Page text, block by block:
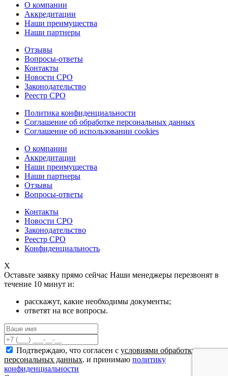
О компании
Аккредитации
Наши преимущества
Наши партнеры
Отзывы
Вопросы-ответы
Контакты
Новости СРО
Законодательство
Реестр СРО
Политика конфиденциальности
Соглашение об обработке персональных данных
Соглашение об использовании cookies
О компании
Аккредитации
Наши преимущества
Наши партнеры
Отзывы
Вопросы-ответы
Контакты
Новости СРО
Законодательство
Реестр СРО
Конфиденциальность
X
Оставьте заявку прямо сейчас Наши менеджеры перезвонят в
течение 10 минут и:
расскажут, какие необходимы документы;
ответят на все вопросы.
Подтверждаю, что согласен с условиями обработки
персональных данных. и принимаю политику
конфиденциальности